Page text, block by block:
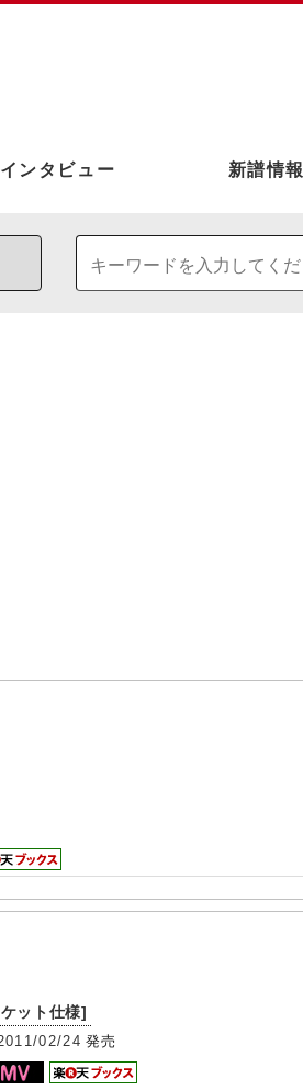
インタビュー 新譜情報
ット仕様]
02/24 発売